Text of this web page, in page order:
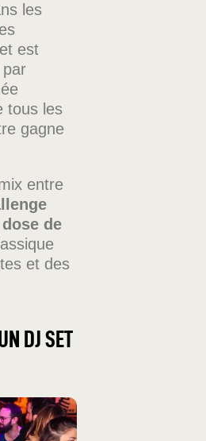
les
est
tous les
gagne
entre
de
et des
DJ SET